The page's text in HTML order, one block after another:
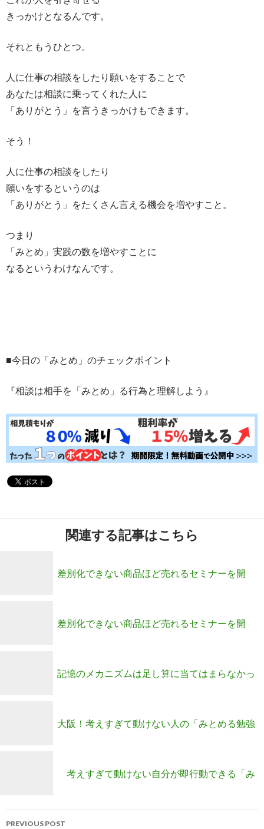
きっかけとなるんです。
それともうひとつ。
人に仕事の相談をしたり願いをすることで
あなたは相談に乗ってくれた人に
「ありがとう」を言うきっかけもできます。
そう！
人に仕事の相談をしたり
願いをするというのは
「ありがとう」をたくさん言える機会を増やすこと。
つまり
「みとめ」実践の数を増やすことに
なるというわけなんです。
■今日の「みとめ」のチェックポイント
『相談は相手を「みとめ」る行為と理解しよう』
関連する記事はこちら
差別化できない商品ほど売れるセミナーを開
催！
差別化できない商品ほど売れるセミナーを開
催！
記憶のメカニズムは足し算に当てはまらなかっ
た！
大阪！考えすぎて動けない人の「みとめる勉強
会」のお知らせ！
考えすぎて動けない自分が即行動できる「み
Post
PREVIOUS POST